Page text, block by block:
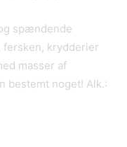
spændende
fersken, krydderier
masser af
bestemt noget! Alk.: